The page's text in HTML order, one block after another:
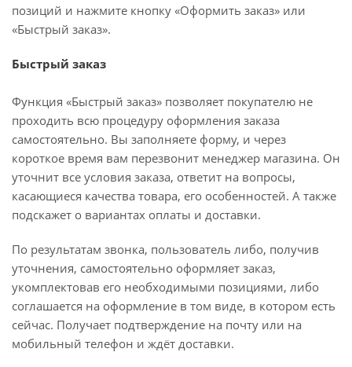
позиций и нажмите кнопку «Оформить заказ» или
«Быстрый заказ».
Быстрый заказ
Функция «Быстрый заказ» позволяет покупателю не
проходить всю процедуру оформления заказа
самостоятельно. Вы заполняете форму, и через
короткое время вам перезвонит менеджер магазина. Он
уточнит все условия заказа, ответит на вопросы,
касающиеся качества товара, его особенностей. А также
подскажет о вариантах оплаты и доставки.
По результатам звонка, пользователь либо, получив
уточнения, самостоятельно оформляет заказ,
укомплектовав его необходимыми позициями, либо
соглашается на оформление в том виде, в котором есть
сейчас. Получает подтверждение на почту или на
мобильный телефон и ждёт доставки.